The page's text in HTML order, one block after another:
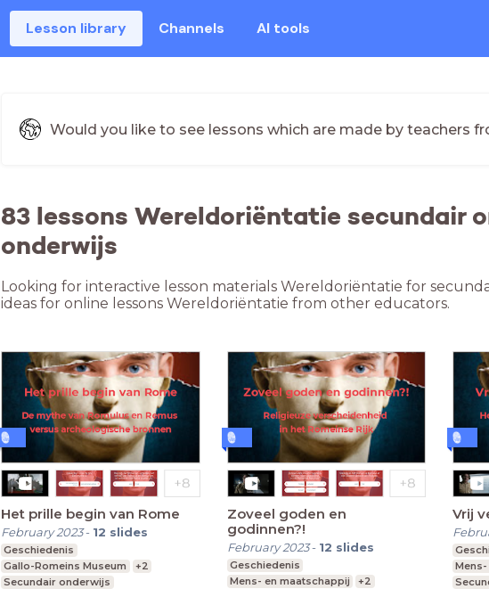
Lesson library Channels AI tools
Would you like to see lessons which are made by teachers
83 lessons Wereldoriëntatie secundair
onderwijs
Looking for interactive lesson materials Wereldoriëntatie for
ideas for online lessons Wereldoriëntatie from other educators.
Het prille begin van Rome
February 2023- 12 slides
Geschiedenis
Gallo-Romeins Museum
+2
Secundair onderwijs
Zoveel goden en
godinnen?!
February 2023- 12 slides
Geschiedenis
Mens- en maatschappij
+2
Vrij